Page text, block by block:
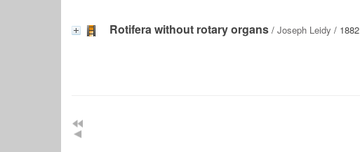
Rotifera without rotary organs / Joseph Leidy / 1882